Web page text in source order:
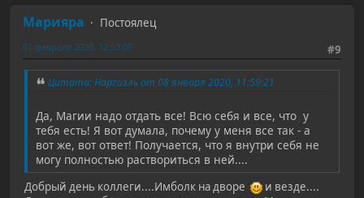
Марияра
Постоялец
#9
01 февраля 2020, 12:53:05
Цитата: Наргиэль от 08 января 2020, 11:59:21
Да, Магии надо отдать все! Всю себя и все, что у
тебя есть! Я вот думала, почему у меня все так - а
вот же, вот ответ! Получается, что я внутри себя не
могу полностью раствориться в ней....
Добрый день коллеги....Имболк на дворе
и везде....